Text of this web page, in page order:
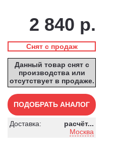
2 840 р.
Снят с продаж
Данный товар снят с
производства или
отсутствует в продаже.
ПОДОБРАТЬ АНАЛОГ
Доставка:
расчёт...
Москва